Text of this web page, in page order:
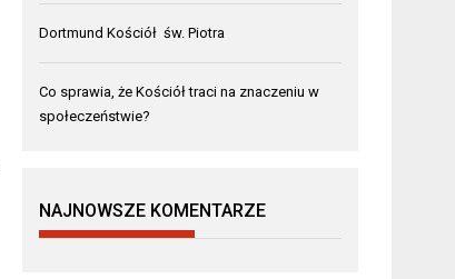
Dortmund Kościół św. Piotra
Co sprawia, że Kościół traci na znaczeniu w
społeczeństwie?
NAJNOWSZE KOMENTARZE